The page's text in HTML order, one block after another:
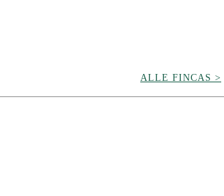
ALLE FINCAS >